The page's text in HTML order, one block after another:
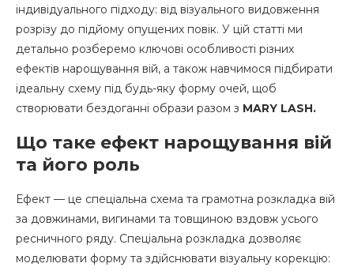
індивідуального підходу: від візуального видовження
розрізу до підйому опущених повік. У цій статті ми
детально розберемо ключові особливості різних
ефектів нарощування вій, а також навчимося підбирати
ідеальну схему під будь-яку форму очей, щоб
створювати бездоганні образи разом з MARY LASH.
Що таке ефект нарощування вій
та його роль
Ефект — це спеціальна схема та грамотна розкладка вій
за довжинами, вигинами та товщиною вздовж усього
ресничного ряду. Спеціальна розкладка дозволяє
моделювати форму та здійснювати візуальну корекцію: